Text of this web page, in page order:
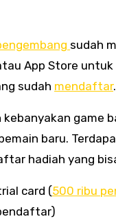
sudah
App Store
sudah mendaftar.
kebanyakan game
baru.
hadiah yang
card (500 ribu